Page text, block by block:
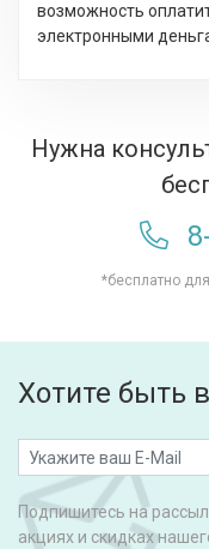
возможность
электронными
Нужна
*бесплатно
Хотите быть
Подпишитесь на
акциях и скидках